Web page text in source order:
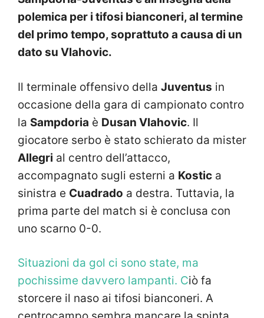
polemica per i tifosi bianconeri, al termine
del primo tempo, soprattuto a causa di un
dato su Vlahovic.
Il terminale offensivo della Juventus in
occasione della gara di campionato contro
la Sampdoria è Dusan Vlahovic. Il
giocatore serbo è stato schierato da mister
Allegri al centro dell’attacco,
accompagnato sugli esterni a Kostic a
sinistra e Cuadrado a destra. Tuttavia, la
prima parte del match si è conclusa con
uno scarno 0-0.
Situazioni da gol ci sono state, ma
pochissime davvero lampanti. Ciò fa
storcere il naso ai tifosi bianconeri. A